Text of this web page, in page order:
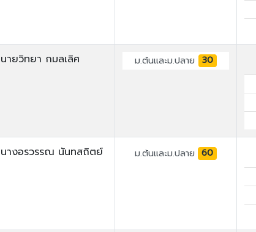
นายวิทยา กมลเลิศ ม.ต้นและม.ปลาย 30
นางอรวรรณ นันทสถิตย์ ม.ต้นและม.ปลาย 60